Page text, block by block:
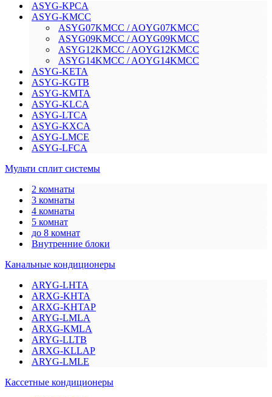
ASYG-KPCA
ASYG-KMCC
ASYG07KMCC / AOYG07KMCC
ASYG09KMCC / AOYG09KMCC
ASYG12KMCC / AOYG12KMCC
ASYG14KMCC / AOYG14KMCC
ASYG-KETA
ASYG-KGTB
ASYG-KMTA
ASYG-KLCA
ASYG-LTCA
ASYG-KXCA
ASYG-LMCE
ASYG-LFCA
Мульти сплит системы
2 комнаты
3 комнаты
4 комнаты
5 комнат
до 8 комнат
Внутренние блоки
Канальные кондиционеры
ARYG-LHTA
ARXG-KHTA
ARXG-KHTAP
ARYG-LMLA
ARXG-KMLA
ARYG-LLTB
ARXG-KLLAP
ARYG-LMLE
Кассетные кондиционеры